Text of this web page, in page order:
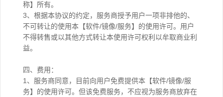
称】所有。
3、根据本协议的约定，服务商授予用户一项非排他的、
不可转让的使用本【软件/镜像/服务】的使用许可。用户
不得转售或以其他方式转让本使用许可权利以牟取商业利
益。
四、费用：
1、服务商同意，目前向用户免费提供本【软件/镜像/服
务】的使用许可。但该免费服务，不应视为服务商放弃在